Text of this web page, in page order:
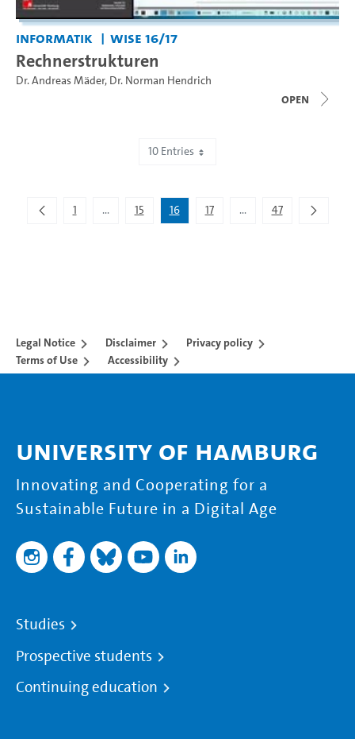
Informatik WiSe 16/17
Rechnerstrukturen
Dr. Andreas Mäder, Dr. Norman Hendrich
open
10 Entries
1 ...
Intermediate Pages Use TAB to navigate.
15 16 17 ...
Intermediate Pages
47
Legal Notice Disclaimer
Privacy policy
Terms of Use
Accessibility
University of Hamburg
Innovating and Cooperating for a
Sustainable Future in a Digital Age
Studies
Prospective students
Continuing education